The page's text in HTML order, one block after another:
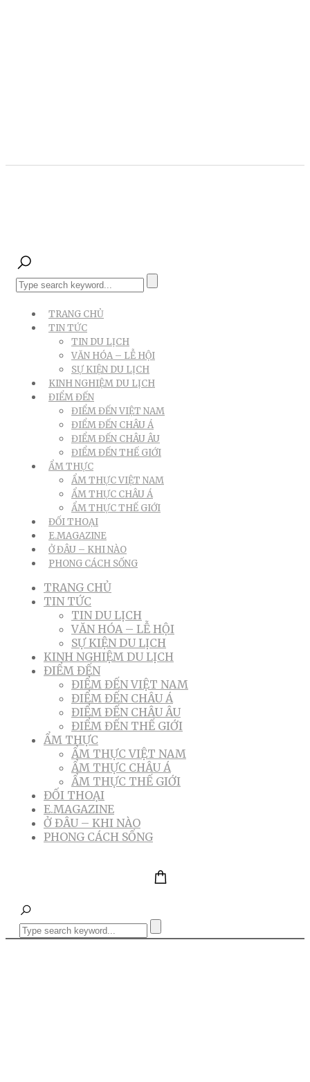
TRANG CHỦ
TIN TỨC
TIN DU LỊCH
VĂN HÓA – LỄ HỘI
SỰ KIỆN DU LỊCH
KINH NGHIỆM DU LỊCH
ĐIỂM ĐẾN
ĐIỂM ĐẾN VIỆT NAM
ĐIỂM ĐẾN CHÂU Á
ĐIỂM ĐẾN CHÂU ÂU
ĐIỂM ĐẾN THẾ GIỚI
ẨM THỰC
ẨM THỰC VIỆT NAM
ẨM THỰC CHÂU Á
ẨM THỰC THẾ GIỚI
ĐỐI THOẠI
E.MAGAZINE
Ở ĐÂU – KHI NÀO
PHONG CÁCH SỐNG
TRANG CHỦ
TIN TỨC
TIN DU LỊCH
VĂN HÓA – LỄ HỘI
SỰ KIỆN DU LỊCH
KINH NGHIỆM DU LỊCH
ĐIỂM ĐẾN
ĐIỂM ĐẾN VIỆT NAM
ĐIỂM ĐẾN CHÂU Á
ĐIỂM ĐẾN CHÂU ÂU
ĐIỂM ĐẾN THẾ GIỚI
ẨM THỰC
ẨM THỰC VIỆT NAM
ẨM THỰC CHÂU Á
ẨM THỰC THẾ GIỚI
ĐỐI THOẠI
E.MAGAZINE
Ở ĐÂU – KHI NÀO
PHONG CÁCH SỐNG